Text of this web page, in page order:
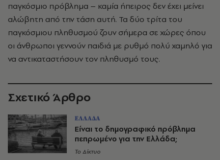
παγκόσμιο πρόβλημα – καμία ήπειρος δεν έχει μείνει
αλώβητη από την τάση αυτή. Τα δύο τρίτα του
παγκόσμιου πληθυσμού ζουν σήμερα σε χώρες όπου
οι άνθρωποι γεννούν παιδιά με ρυθμό πολύ χαμηλό για
να αντικαταστήσουν τον πληθυσμό τους.
Σχετικό Άρθρο
ΕΛΛΑΔΑ
Είναι το δημογραφικό πρόβλημα
πεπρωμένο για την Ελλάδα;
Το Δίκτυο